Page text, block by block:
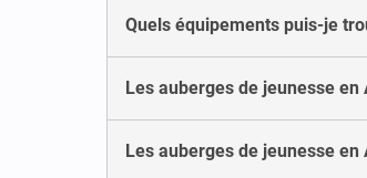
Quels équipements puis-je
Les auberges de jeunesse
Les auberges de jeunesse